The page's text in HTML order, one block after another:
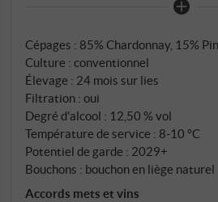
sélection plus stricte et un
doux et une fermentation en
l'assemblage est réalisé au
vins de réserve des meilleurs
vieillissement sur lies d'au moins
de plus que pour le Brut, confère
complexité avant que le vin ne
aucun ajout.
Cépages : 85% Chardonnay, 15%
Culture : conventionnel
Élevage : 24 mois sur lies
Filtration : oui
Degré d'alcool : 12,50 % vol
Température de service : 8‑10 °C
Potentiel de garde : 2029+
Bouchons : bouchon en liège naturel
Accords mets et vins